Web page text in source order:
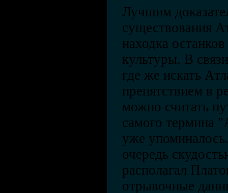
Лучшим
существования
находка
культуры. В
где же искать
препятствием в
можно считать
самого термина
уже
очередь
располагал
отрывочные